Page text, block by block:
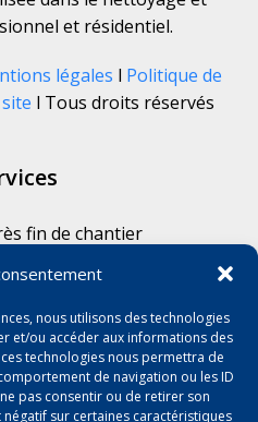
nous utilisons des technologies
et/ou accéder aux informations des
technologies nous permettra de
de navigation ou les ID
pas consentir ou de retirer son
sur certaines caractéristiques
et résidentiel.
légales l Politique de
l Tous droits réservés
fin de chantier
professionnels
de déchets